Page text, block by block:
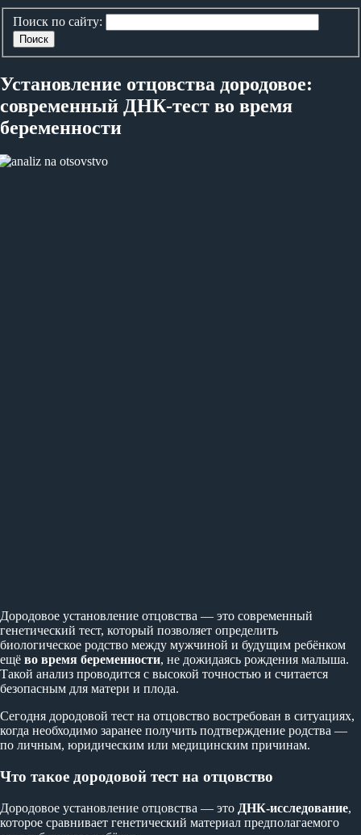
Поиск по сайту:
Поиск
Установление отцовства дородовое:
современный ДНК-тест во время
беременности
Дородовое установление отцовства — это современный
генетический тест, который позволяет определить
биологическое родство между мужчиной и будущим ребёнком
ещё во время беременности, не дожидаясь рождения малыша.
Такой анализ проводится с высокой точностью и считается
безопасным для матери и плода.
Сегодня дородовой тест на отцовство востребован в ситуациях,
когда необходимо заранее получить подтверждение родства —
по личным, юридическим или медицинским причинам.
Что такое дородовой тест на отцовство
Дородовое установление отцовства — это ДНК-исследование,
которое сравнивает генетический материал предполагаемого